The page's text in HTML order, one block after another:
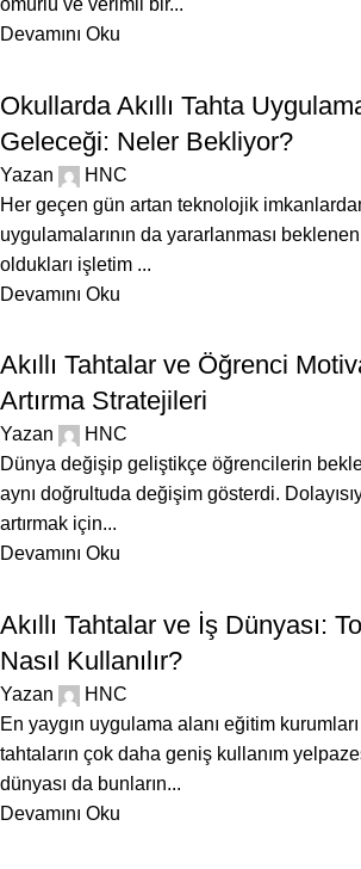
ömürlü ve verimli bir...
Devamını Oku
Okullarda Akıllı Tahta
Geleceği: Neler Bekliyor?
Yazan
HNC
Her geçen gün artan teknolojik
uygulamalarının da yararlanması
oldukları işletim ...
Devamını Oku
Akıllı Tahtalar ve Öğrenci
Artırma Stratejileri
Yazan
HNC
Dünya değişip geliştikçe öğrencilerin
aynı doğrultuda değişim gösterdi.
artırmak için...
Devamını Oku
Akıllı Tahtalar ve İş Dünyası:
Nasıl Kullanılır?
Yazan
HNC
En yaygın uygulama alanı eğitim kurumları
tahtaların çok daha geniş kullanım
dünyası da bunların...
Devamını Oku